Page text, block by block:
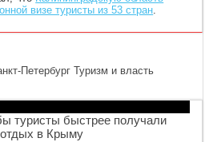
визе туристы из 53 стран.
Петербург Туризм и власть
туристы быстрее получали
отдых в Крыму